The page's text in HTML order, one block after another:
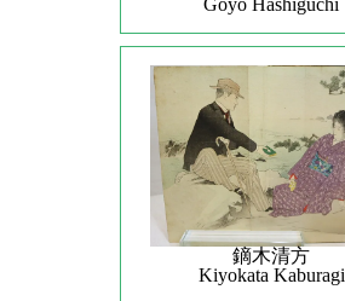
Goyo Hashiguchi
鏑木清方
Kiyokata Kaburagi